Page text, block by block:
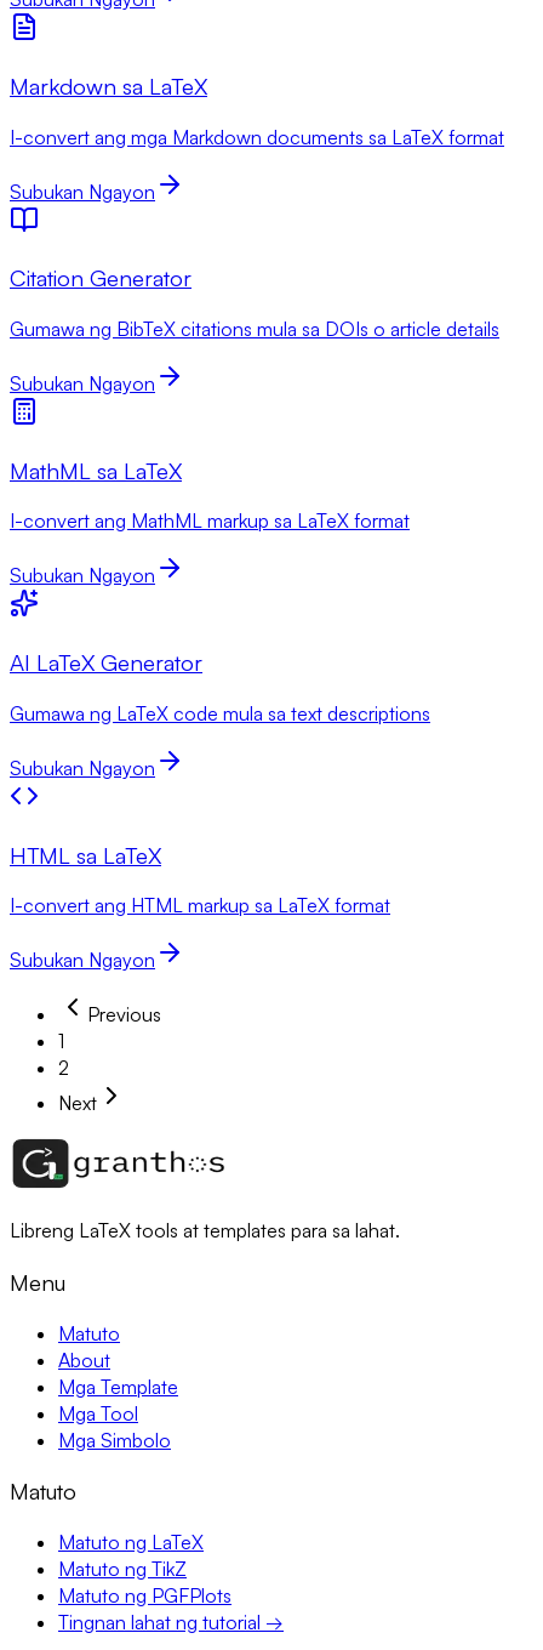
Markdown sa LaTeX
I-convert ang mga Markdown documents sa LaTeX format
Subukan Ngayon
Citation Generator
Gumawa ng BibTeX citations mula sa DOIs o article details
Subukan Ngayon
MathML sa LaTeX
I-convert ang MathML markup sa LaTeX format
Subukan Ngayon
AI LaTeX Generator
Gumawa ng LaTeX code mula sa text descriptions
Subukan Ngayon
HTML sa LaTeX
I-convert ang HTML markup sa LaTeX format
Subukan Ngayon
Previous
1
2
Next
Libreng LaTeX tools at templates para sa lahat.
Menu
Matuto
About
Mga Template
Mga Tool
Mga Simbolo
Matuto
Matuto ng LaTeX
Matuto ng TikZ
Matuto ng PGFPlots
Tingnan lahat ng tutorial →